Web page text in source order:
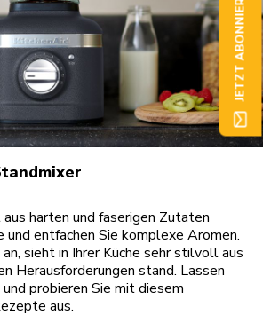
harten und faserigen Zutaten
und entfachen Sie komplexe Aromen.
sieht in Ihrer Küche sehr stilvoll aus
Herausforderungen stand. Lassen
probieren Sie mit diesem
aus.
JETZT ABONNIEREN